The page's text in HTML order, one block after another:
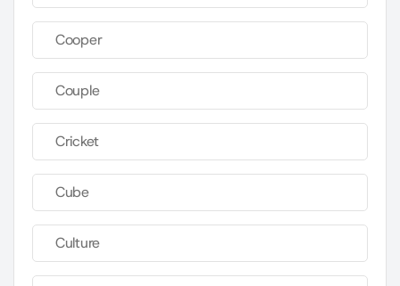
Cooper
Couple
Cricket
Cube
Culture